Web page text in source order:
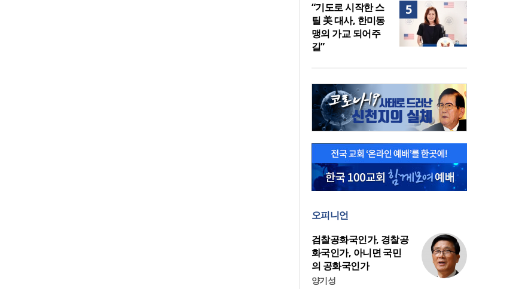
5
“기도로 시작한 스
틸 美 대사, 한미동
맹의 가교 되어주
길”
오피니언
검찰공화국인가, 경찰공
화국인가, 아니면 국민
의 공화국인가
양기성